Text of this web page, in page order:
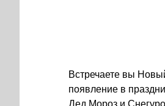
Встречаете вы
появление в
Дед Мороз и